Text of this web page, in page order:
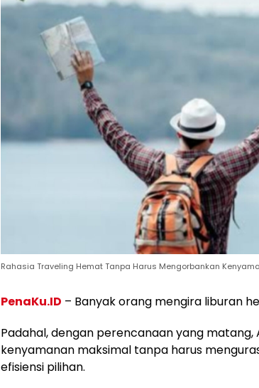
Rahasia Traveling Hemat Tanpa Harus Mengorbankan
PenaKu.ID – Banyak orang mengira liburan
Padahal, dengan perencanaan yang
kenyamanan maksimal tanpa harus
efisiensi pilihan.